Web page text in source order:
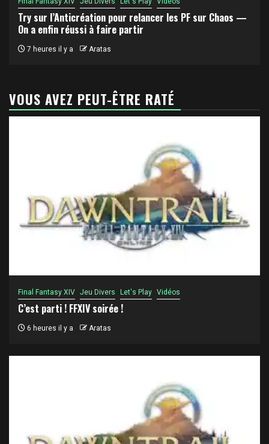
Try sur l’Anticréation pour relancer les PF sur Chaos —
On a enfin réussi à faire partir
7 heures il y a Aratas
VOUS AVEZ PEUT-ÊTRE RATÉ
Final Fantasy XIV Jeu Divers Let's Play Vidéos
C’est parti ! FFXIV soirée !
6 heures il y a Aratas